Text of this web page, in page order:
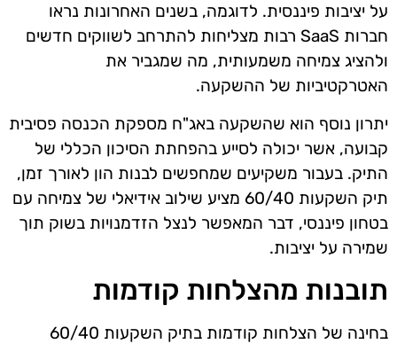
על יציבות פיננסית. לדוגמה, בשנים האחרונות נראו
חברות SaaS רבות מצליחות להתרחב לשווקים חדשים
ולהציג צמיחה משמעותית, מה שמגביר את
האטרקטיביות של ההשקעה.
יתרון נוסף הוא שהשקעה באג"ח מספקת הכנסה פסיבית
קבועה, אשר יכולה לסייע בהפחתת הסיכון הכללי של
התיק. בעבור משקיעים שמחפשים לבנות הון לאורך זמן,
תיק השקעות 60/40 מציע שילוב אידיאלי של צמיחה עם
בטחון פיננסי, דבר המאפשר לנצל הזדמנויות בשוק תוך
שמירה על יציבות.
תובנות מהצלחות קודמות
בחינה של הצלחות קודמות בתיק השקעות 60/40